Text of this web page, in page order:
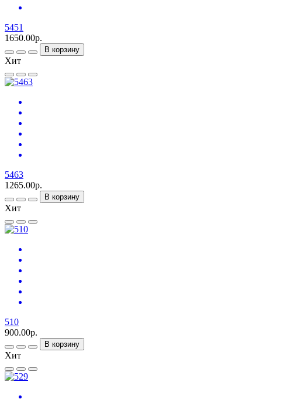
5451
1650.00р.
В корзину
Хит
5463
1265.00р.
В корзину
Хит
510
900.00р.
В корзину
Хит